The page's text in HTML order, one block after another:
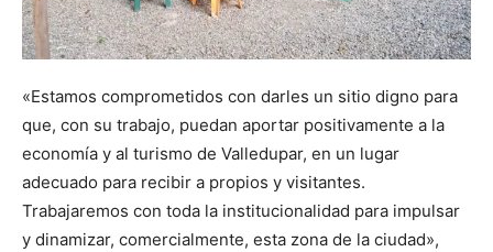
«Estamos comprometidos con darles un sitio digno para
que, con su trabajo, puedan aportar positivamente a la
economía y al turismo de Valledupar, en un lugar
adecuado para recibir a propios y visitantes.
Trabajaremos con toda la institucionalidad para impulsar
y dinamizar, comercialmente, esta zona de la ciudad»,